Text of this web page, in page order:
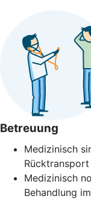
Betreuung
Medizinisch
Rücktransport
Medizinisch
Behandlung